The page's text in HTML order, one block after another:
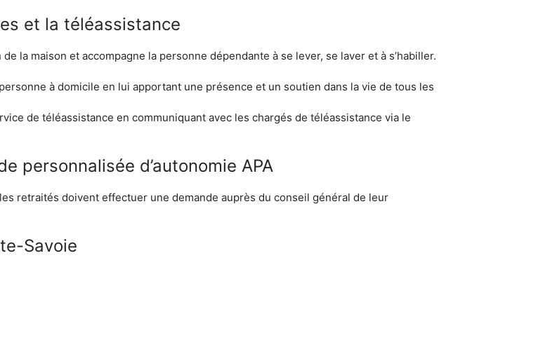
et la téléassistance
la maison et accompagne la personne dépendante à se lever, se laver et à s’habiller.
à domicile en lui apportant une présence et un soutien dans la vie de tous les
de téléassistance en communiquant avec les chargés de téléassistance via le
personnalisée d’autonomie APA
retraités doivent effectuer une demande auprès du conseil général de leur
Savoie